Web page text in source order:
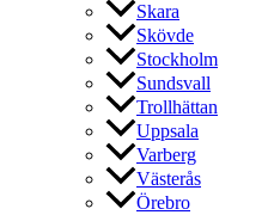
Skara
Skövde
Stockholm
Sundsvall
Trollhättan
Uppsala
Varberg
Västerås
Örebro